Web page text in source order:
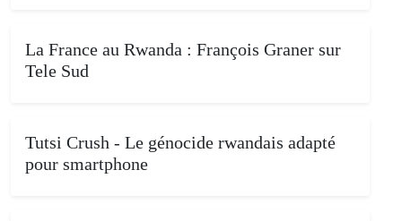
La France au Rwanda : François Graner sur
Tele Sud
Tutsi Crush - Le génocide rwandais adapté
pour smartphone